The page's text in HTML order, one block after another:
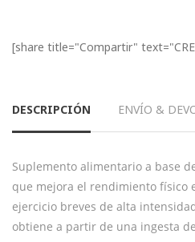
[share title="Compartir"
DESCRIPCIÓN ENVÍO &
Suplemento alimentario a base
que mejora el rendimiento físico
ejercicio breves de alta
obtiene a partir de una ingesta